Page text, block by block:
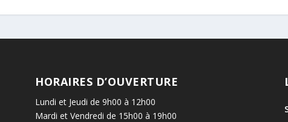
HORAIRES D’OUVERTURE
Lundi et Jeudi de 9h00 à 12h00
Mardi et Vendredi de 15h00 à 19h00